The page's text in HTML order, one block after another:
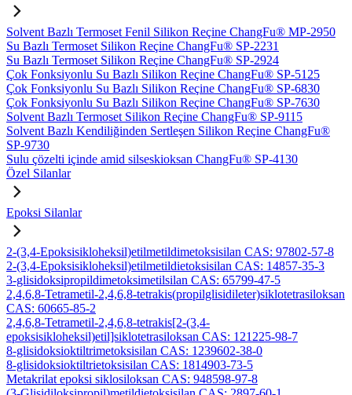
Solvent Bazlı Termoset Fenil Silikon Reçine ChangFu® MP-2950
Su Bazlı Termoset Silikon Reçine ChangFu® SP-2231
Su Bazlı Termoset Silikon Reçine ChangFu® SP-2924
Çok Fonksiyonlu Su Bazlı Silikon Reçine ChangFu® SP-5125
Çok Fonksiyonlu Su Bazlı Silikon Reçine ChangFu® SP-6830
Çok Fonksiyonlu Su Bazlı Silikon Reçine ChangFu® SP-7630
Solvent Bazlı Termoset Silikon Reçine ChangFu® SP-9115
Solvent Bazlı Kendiliğinden Sertleşen Silikon Reçine ChangFu®
SP-9730
Sulu çözelti içinde amid silseskioksan ChangFu® SP-4130
Özel Silanlar
Epoksi Silanlar
2-(3,4-Epoksisikloheksil)etilmetildimetoksisilan CAS: 97802-57-8
2-(3,4-Epoksisikloheksil)etilmetildietoksisilan CAS: 14857-35-3
3-glisidoksipropildimetoksimetilsilan CAS: 65799-47-5
2,4,6,8-Tetrametil-2,4,6,8-tetrakis(propilglisidileter)siklotetrasiloksan
CAS: 60665-85-2
2,4,6,8-Tetrametil-2,4,6,8-tetrakis[2-(3,4-
epoksisikloheksil)etil]siklotetrasiloksan CAS: 121225-98-7
8-glisidoksioktiltrimetoksisilan CAS: 1239602-38-0
8-glisidoksioktiltrietoksisilan CAS: 1814903-73-5
Metakrilat epoksi siklosiloksan CAS: 948598-97-8